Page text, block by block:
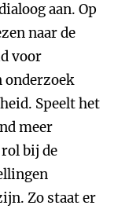
aan. Op
naar de
voor
onderzoek
Speelt het
meer
bij de
Zo staat er